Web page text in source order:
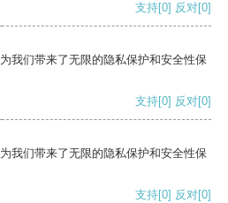
支持[0] 反对[0]
我们带来了无限的隐私保护和安全性保
支持[0] 反对[0]
我们带来了无限的隐私保护和安全性保
支持[0] 反对[0]